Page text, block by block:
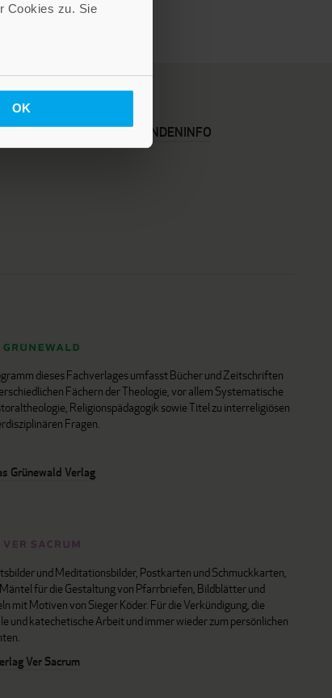
Cookies zu. Sie
OK
KUNDENINFO
dieses Fachverlages umfasst Bücher und Zeitschriften
Fächern der Theologie, vor allem Systematische
Religionspädagogik sowie Titel zu interreligiösen
Fragen.
Grünewald Verlag
und Meditationsbilder, Postkarten und Schmuckkarten,
für die Gestaltung von Pfarrbriefen, Bildblätter und
mit Motiven von Sieger Köder. Für die Verkündigung, die
und katechetische Arbeit und immer wieder zum persönlichen
Ver Sacrum